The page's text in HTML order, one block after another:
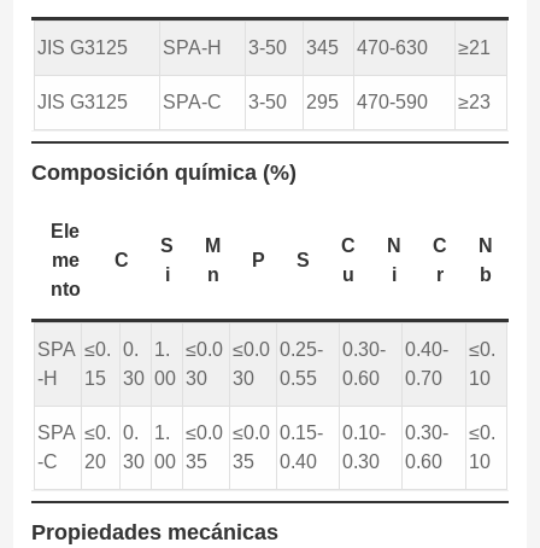
JIS G3125 SPA-H 3-50 345 470-630 ≥21
JIS G3125 SPA-C 3-50 295 470-590 ≥23
Composición química (%)
Ele
me
nto
C
S
i
M
n
P S
C
u
N
i
C
r
N
b
SPA
-H
≤0.
15
0.
30
1.
00
≤0.0
30
≤0.0
30
0.25-
0.55
0.30-
0.60
0.40-
0.70
≤0.
10
SPA
-C
≤0.
20
0.
30
1.
00
≤0.0
35
≤0.0
35
0.15-
0.40
0.10-
0.30
0.30-
0.60
≤0.
10
Propiedades mecánicas